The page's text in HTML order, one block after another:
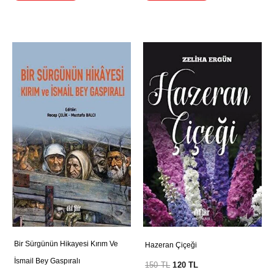
Bir Sürgünün Hikayesi Kırım Ve
İsmail Bey Gaspıralı
Hazeran Çiçeği
150TL 120TL